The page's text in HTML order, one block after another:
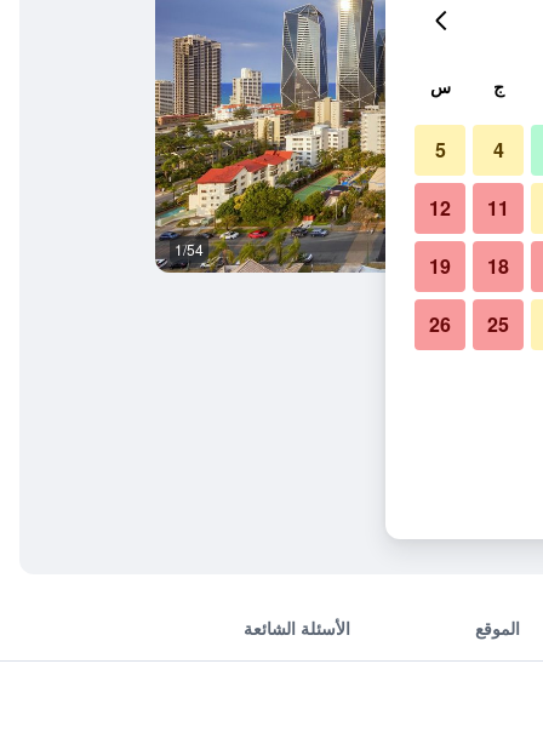
1/54
الموقع الأسئلة الشائعة
ج س
4
5
11
12
18
19
25
26